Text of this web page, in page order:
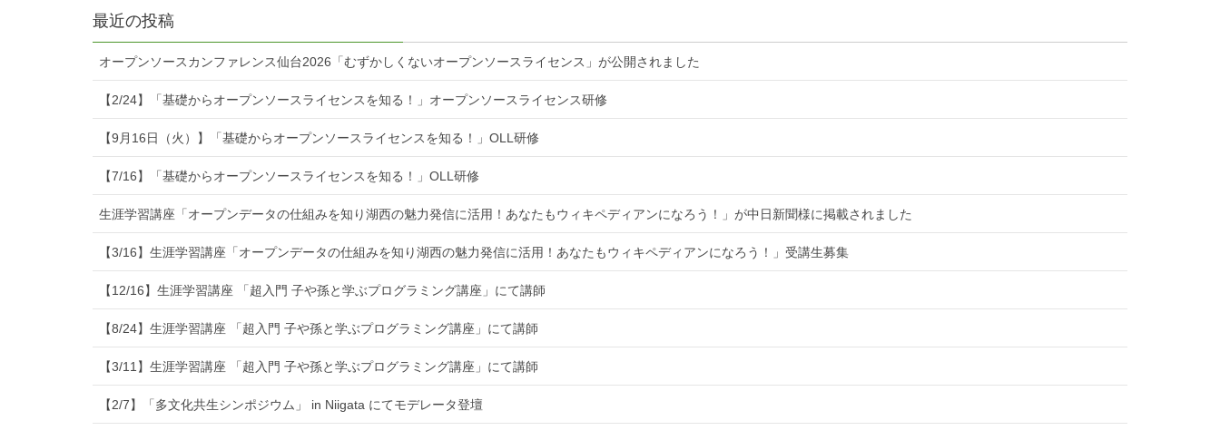
最近の投稿
オープンソースカンファレンス仙台2026「むずかしくないオープンソースライセンス」が公開されました
【2/24】「基礎からオープンソースライセンスを知る！」オープンソースライセンス研修
【9月16日（火）】「基礎からオープンソースライセンスを知る！」OLL研修
【7/16】「基礎からオープンソースライセンスを知る！」OLL研修
生涯学習講座「オープンデータの仕組みを知り湖西の魅力発信に活用！あなたもウィキペディアンになろう！」が中日新聞様に掲載されました
【3/16】生涯学習講座「オープンデータの仕組みを知り湖西の魅力発信に活用！あなたもウィキペディアンになろう！」受講生募集
【12/16】生涯学習講座 「超入門 子や孫と学ぶプログラミング講座」にて講師
【8/24】生涯学習講座 「超入門 子や孫と学ぶプログラミング講座」にて講師
【3/11】生涯学習講座 「超入門 子や孫と学ぶプログラミング講座」にて講師
【2/7】「多文化共生シンポジウム」 in Niigata にてモデレータ登壇